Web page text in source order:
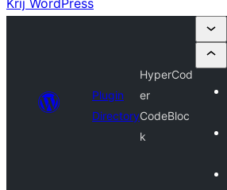
Krij WordPress
Plugin
Directory
HyperCod
er
CodeBloc
k